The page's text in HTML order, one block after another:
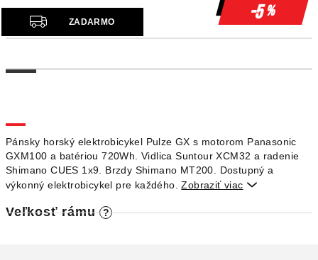
Pánsky horský elektrobicykel Pulze GX s motorom Panasonic
GXM100 a batériou 720Wh. Vidlica Suntour XCM32 a radenie
Shimano CUES 1x9. Brzdy Shimano MT200. Dostupný a
výkonný elektrobicykel pre každého.Zobraziť viac 
Veľkosť rámu ?
Z
A
A
ZADARMO -5%